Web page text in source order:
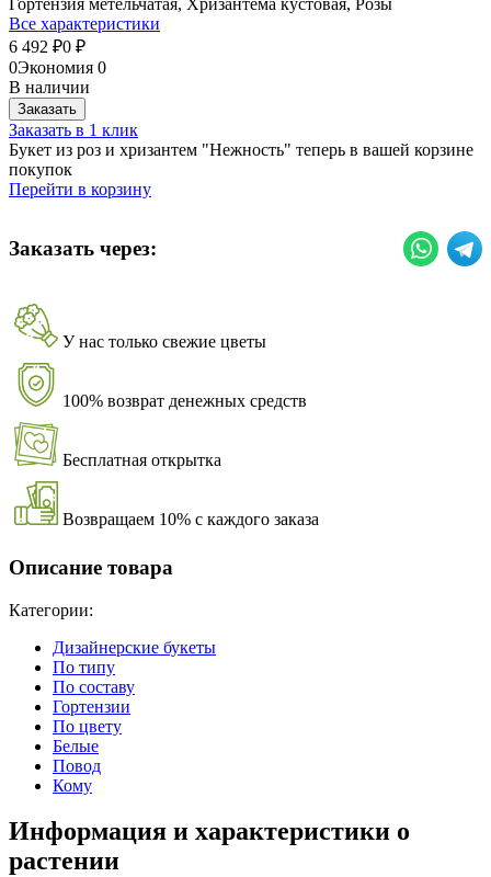
Все характеристики
6 492 ₽0 ₽
0Экономия 0
В наличии
Заказать
Заказать в 1 клик
Букет из роз и хризантем "Нежность" теперь в вашей корзине
покупок
Перейти в корзину
Заказать через:
У нас только свежие цветы
100% возврат денежных средств
Бесплатная открытка
Возвращаем 10% с каждого заказа
Описание товара
Категории:
Дизайнерские букеты
По типу
По составу
Гортензии
По цвету
Белые
Повод
Кому
Информация и характеристики о
растении